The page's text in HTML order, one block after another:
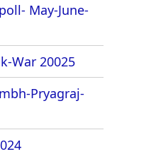
May-June-
War 20025
Pryagraj-